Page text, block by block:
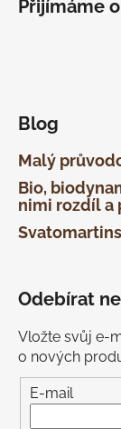
Přijímáme
Blog
Malý
Bio,
nimi rozdíl a
Odebírat
Vložte svůj e-
o nových
E-mail